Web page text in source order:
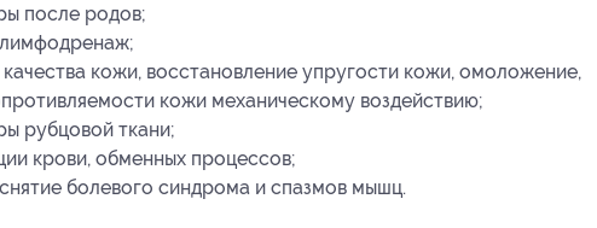
после родов;
кожи, восстановление упругости кожи, омоложение,
кожи механическому воздействию;
рубцовой ткани;
крови, обменных процессов;
болевого синдрома и спазмов мышц.